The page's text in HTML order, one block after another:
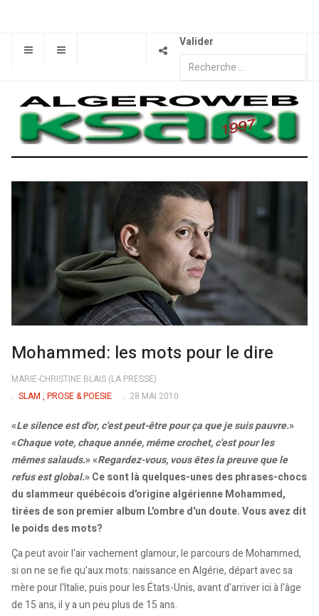
Valider
Mohammed: les mots pour le dire
MARIE-CHRISTINE BLAIS (LA PRESSE)
SLAM , PROSE & POESIE
28 MAI 2010
«Le silence est d'or, c'est peut-être pour ça que je suis pauvre.»
«Chaque vote, chaque année, même crochet, c'est pour les
mêmes salauds.» «Regardez-vous, vous êtes la preuve que le
refus est global.» Ce sont là quelques-unes des phrases-chocs
du slammeur québécois d'origine algérienne Mohammed,
tirées de son premier album L'ombre d'un doute. Vous avez dit
le poids des mots?
Ça peut avoir l'air vachement glamour, le parcours de Mohammed,
si on ne se fie qu'aux mots: naissance en Algérie, départ avec sa
mère pour l'Italie, puis pour les États-Unis, avant d'arriver ici à l'âge
de 15 ans, il y a un peu plus de 15 ans.